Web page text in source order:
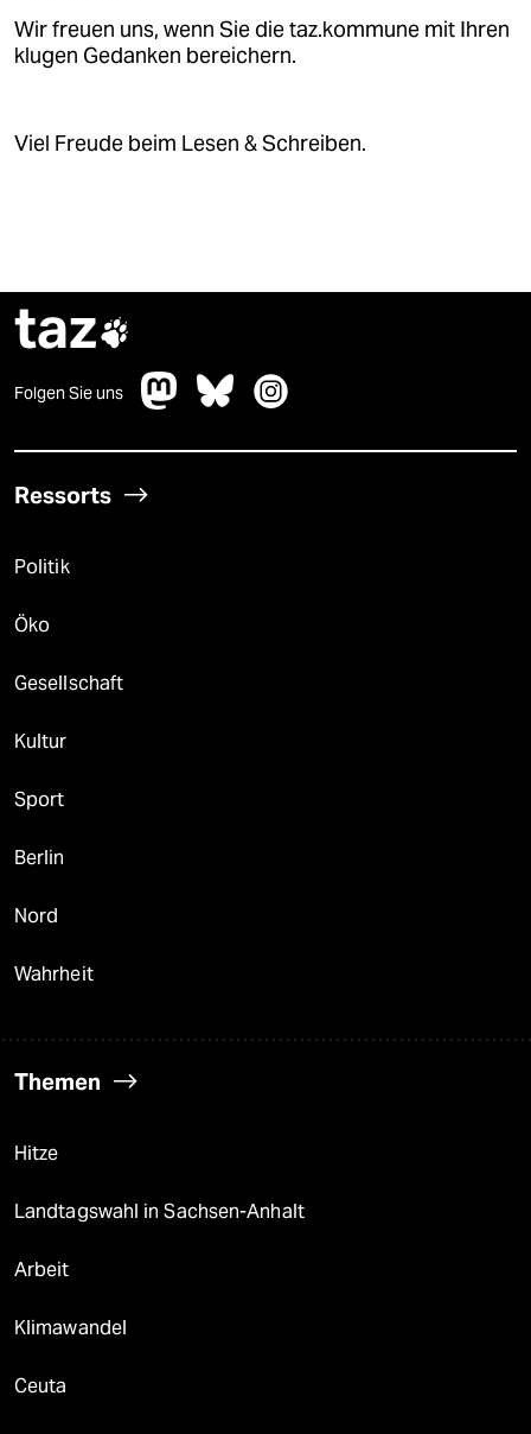
Wir freuen uns, wenn Sie die taz.kommune mit Ihren
klugen Gedanken bereichern.
Viel Freude beim Lesen & Schreiben.
taz
Folgen Sie uns
Ressorts
Politik
Öko
Gesellschaft
Kultur
Sport
Berlin
Nord
Wahrheit
Themen
Hitze
Landtagswahl in Sachsen-Anhalt
Arbeit
Klimawandel
Ceuta